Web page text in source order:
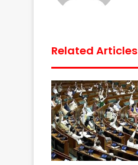
Related Articles